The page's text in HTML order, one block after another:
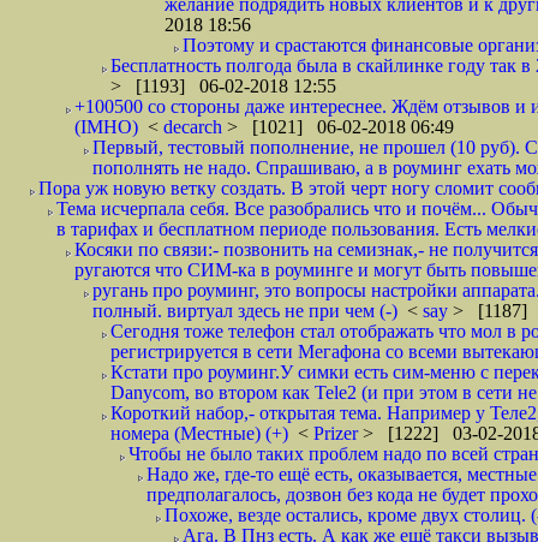
желание подрядить новых клиентов и к
2018 18:56
Поэтому и срастаются финансовые
Бесплатность полгода была в скайлинке году
> [1193] 06-02-2018 12:55
+100500 со стороны даже интереснее. Ждём отзывов и
(IMHO) < decarch > [1021] 06-02-2018 06:49
Первый, тестовый пополнение, не прошел (10 руб).
пополнять не надо. Спрашиваю, а в роуминг ехать
Пора уж новую ветку создать. В этой черт ногу сломит
Тема исчерпала себя. Все разобрались что и почём...
в тарифах и бесплатном периоде пользования. Есть
Косяки по связи:- позвонить на семизнак,- не
ругаются что СИМ-ка в роуминге и могут быть
ругань про роуминг, это вопросы настройки
полный. виртуал здесь не при чем (-) < say > [1187]
Сегодня тоже телефон стал отображать что мол в
регистрируется в сети Мегафона со всеми
Кстати про роуминг.У симки есть сим-меню с
Danycom, во втором как Tele2 (и при этом в сети
Короткий набор,- открытая тема. Например у
номера (Местные) (+) < Prizer> [1222] 03-02-
Чтобы не было таких проблем надо по всей
Надо же, где-то ещё есть, оказывается,
предполагалось, дозвон без кода не будет
Похоже, везде остались, кроме двух
Ага. В Пнз есть. А как же ещё такси